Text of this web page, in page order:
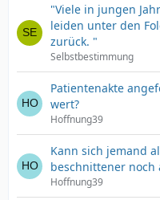
"Viele in jungen
leiden unter den
zurück. "
Selbstbestimmung
Patientenakte
wert?
Hoffnung39
Kann sich jemand
beschnittener noch
Hoffnung39